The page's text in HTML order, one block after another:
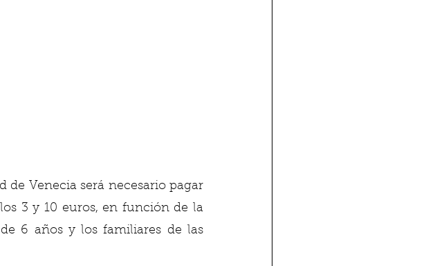
de Venecia será necesario pagar
3 y 10 euros, en función de la
6 años y los familiares de las